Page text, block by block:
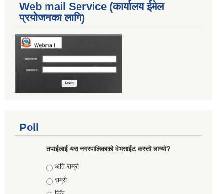
Web mail Service (कार्यालय ईमेल
प्रयोजनका लागि)
Poll
तपाईलाई यस नगरपालिकाको वेभसाईट कस्तो लाग्यो?
Choices
अति राम्रो
राम्रो